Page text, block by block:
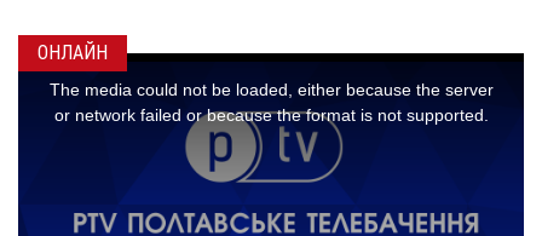
ОНЛАЙН